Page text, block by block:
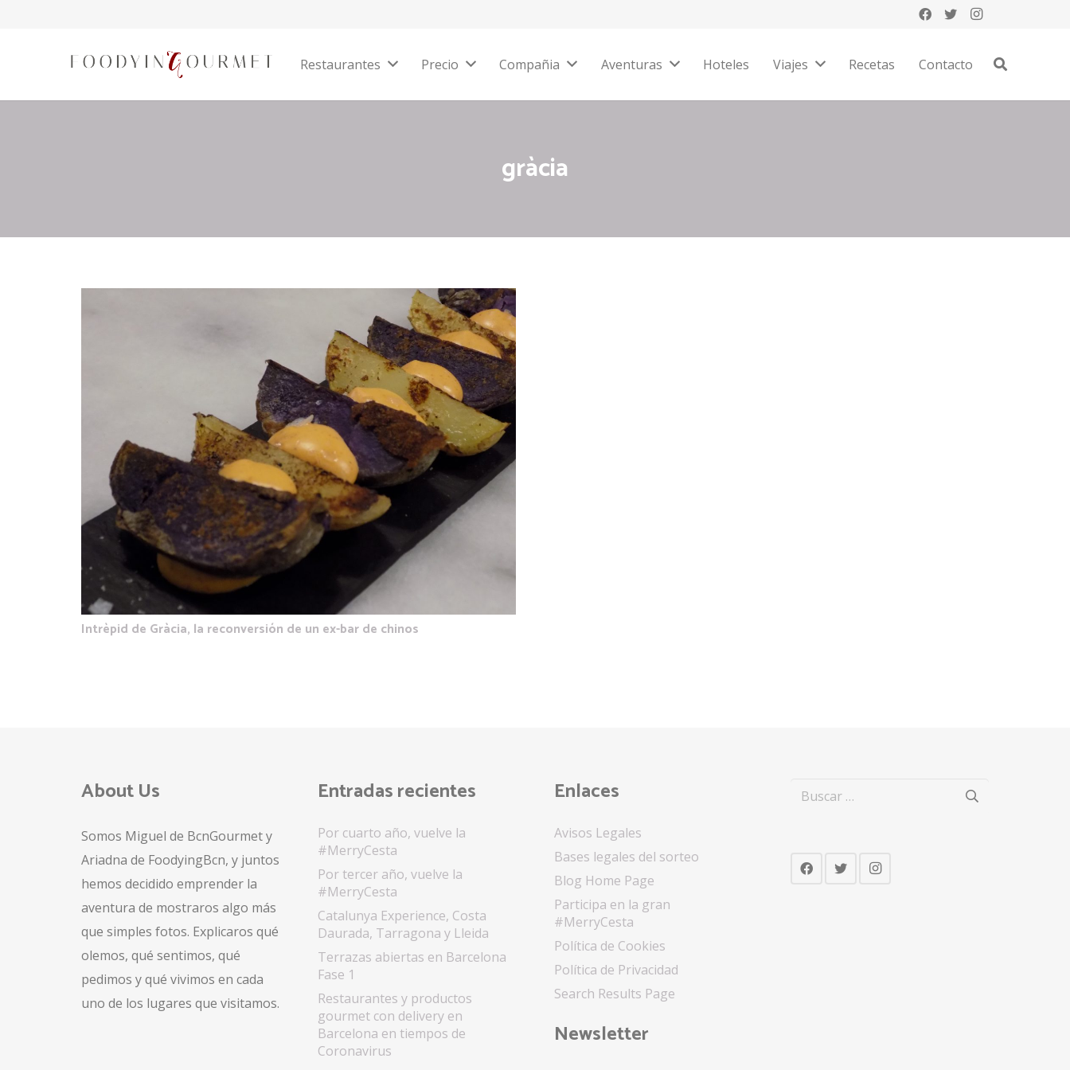
Restaurantes Precio Compañia Aventuras Hoteles Viajes Recetas Contacto
gràcia
Intrèpid de Gràcia, la reconversión de un ex-bar de chinos
About Us
Somos Miguel de BcnGourmet y
Ariadna de FoodyingBcn, y juntos
hemos decidido emprender la
aventura de mostraros algo más
que simples fotos. Explicaros qué
olemos, qué sentimos, qué
pedimos y qué vivimos en cada
uno de los lugares que visitamos.
Entradas recientes
Por cuarto año, vuelve la
#MerryCesta
Por tercer año, vuelve la
#MerryCesta
Catalunya Experience, Costa
Daurada, Tarragona y Lleida
Terrazas abiertas en Barcelona
Fase 1
Restaurantes y productos
gourmet con delivery en
Barcelona en tiempos de
Coronavirus
Enlaces
Avisos Legales
Bases legales del sorteo
Blog Home Page
Participa en la gran
#MerryCesta
Política de Cookies
Política de Privacidad
Search Results Page
Newsletter
Buscar: